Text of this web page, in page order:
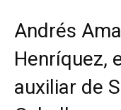
Andrés
Henríquez,
auxiliar de